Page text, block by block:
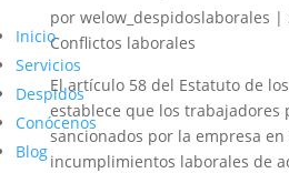
Inicio
Servicios
Despidos
Conócenos
Blog
por welow_despidoslaborales |
Conflictos laborales
El artículo 58 del Estatuto de
establece que los trabajadores
sancionados por la empresa en
incumplimientos laborales de